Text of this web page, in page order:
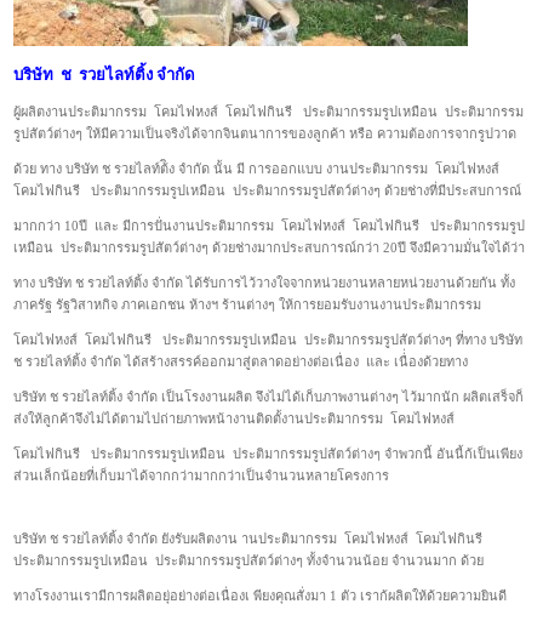
บริษัท ช รวยไลท์ติ้ง จำกัด
ผู้ผลิตงานประติมากรรม โคมไฟหงส์ โคมไฟกินรี ประติมากรรมรูปเหมือน ประติมากรรม
รูปสัตว์ต่างๆ ให้มีความเป็นจริงได้จากจินตนาการของลูกค้า หรือ ความต้องการจากรูปวาด
ด้วย ทาง บริษัท ช รวยไลท์ต้ิง จำกัด นั้น มี การออกแบบ งานประติมากรรม โคมไฟหงส์
โคมไฟกินรี ประติมากรรมรูปเหมือน ประติมากรรมรูปสัตว์ต่างๆ ด้วยช่างที่มีประสบการณ์
มากกว่า 10ปี และ มีการปั่นงานประติมากรรม โคมไฟหงส์ โคมไฟกินรี ประติมากรรมรูป
เหมือน ประติมากรรมรูปสัตว์ต่างๆ ด้วยช่างมากประสบการณ์กว่า 20ปี จึงมีความมั่นใจได้ว่า
ทาง บริษัท ช รวยไลท์ติ้ง จำกัด ได้รับการไว้วางใจจากหน่วยงานหลายหน่วยงานด้วยกัน ทั้ง
ภาครัฐ รัฐวิสาหกิจ ภาคเอกชน ห้างฯ ร้านต่างๆ ให้การยอมรับงานงานประติมากรรม
โคมไฟหงส์ โคมไฟกินรี ประติมากรรมรูปเหมือน ประติมากรรมรูปสัตว์ต่างๆ ที่ทาง บริษัท
ช รวยไลท์ติ้ง จำกัด ได้สร้างสรรค์ออกมาสู่ตลาดอย่างต่อเนื่อง และ เนื่่องด้วยทาง
บริษัท ช รวยไลท์ติ้ง จำกัด เป็นโรงงานผลิต จึงไม่ได้เก็บภาพงานต่างๆ ไว้มากนัก ผลิตเสร็จก็
ส่งให้ลูกค้าจึงไม่ได้ตามไปถ่ายภาพหน้างานติดตั้งานประติมากรรม โคมไฟหงส์
โคมไฟกินรี ประติมากรรมรูปเหมือน ประติมากรรมรูปสัตว์ต่างๆ จำพวกนี้ อันนี้ก้เป็นเพียง
ส่วนเล็กน้อยที่เก็บมาได้จากกว่ามากกว่าเป็นจำนวนหลายโครงการ
บริษัท ช รวยไลท์ติ้ง จำกัด ยังรับผลิตงาน านประติมากรรม โคมไฟหงส์ โคมไฟกินรี
ประติมากรรมรูปเหมือน ประติมากรรมรูปสัตว์ต่างๆ ทั้งจำนวนน้อย จำนวนมาก ด้วย
ทางโรงงานเรามีการผลิตอยุ่อย่างต่อเนื่องเ พียงคุณสั่งมา 1 ตัว เราก้ผลิตให้ด้วยความยินดี